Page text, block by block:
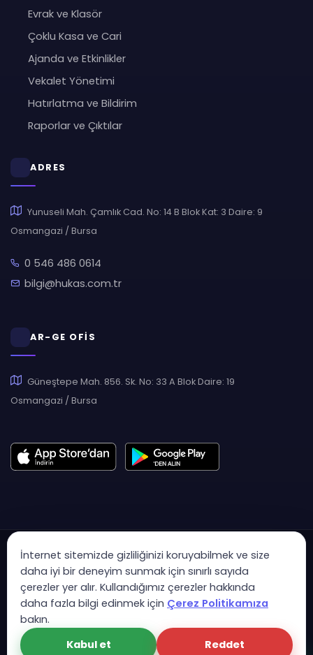
Evrak ve Klasör
Çoklu Kasa ve Cari
Ajanda ve Etkinlikler
Vekalet Yönetimi
Hatırlatma ve Bildirim
Raporlar ve Çıktılar
ADRES
Yunuseli Mah. Çamlık Cad. No: 14 B Blok Kat: 3 Daire: 9
Osmangazi / Bursa
0 546 486 0614
bilgi@hukas.com.tr
AR-GE OFİS
Güneştepe Mah. 856. Sk. No: 33 A Blok Daire: 19
Osmangazi / Bursa
Copyright © 2007 - 2026 Hukas | Hukuk Asistan • Tüm Hakları
Saklıdır
KVK Aydınlatma MetniGizlilik PolitikasıGüvenlik Sözleşmesi
İnternet sitemizde gizliliğinizi koruyabilmek ve size
daha iyi bir deneyim sunmak için sınırlı sayıda
çerezler yer alır. Kullandığımız çerezler hakkında
daha fazla bilgi edinmek için Çerez Politikamıza
bakın.
Kabul et
Reddet